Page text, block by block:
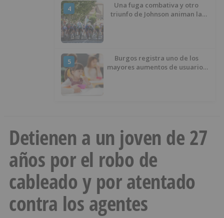
4
Una fuga combativa y otro
triunfo de Johnson animan la
5
Burgos registra uno de los
mayores aumentos de usuarios
Detienen a un joven de 27
años por el robo de
cableado y por atentado
contra los agentes